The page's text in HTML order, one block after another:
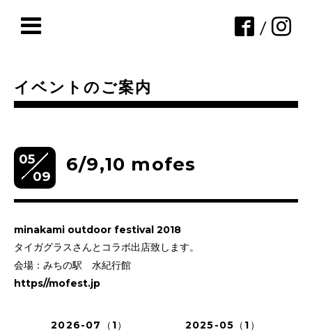
/
イベントのご案内
05
09
6/9,10 mofes
minakami outdoor festival 2018
タイガグラスさんとコラボ出店致します。
会場：みちの駅 水紀行館
https//mofest.jp
2026-07（1）
2025-05（1）